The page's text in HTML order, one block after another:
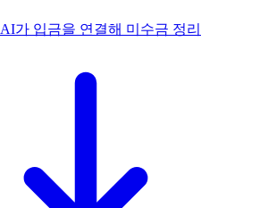
AI가 입금을 연결해 미수금 정리